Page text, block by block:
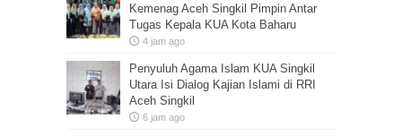
Kemenag Aceh Singkil Pimpin Antar
Tugas Kepala KUA Kota Baharu
4 jam ago
Penyuluh Agama Islam KUA Singkil
Utara Isi Dialog Kajian Islami di RRI
Aceh Singkil
6 jam ago